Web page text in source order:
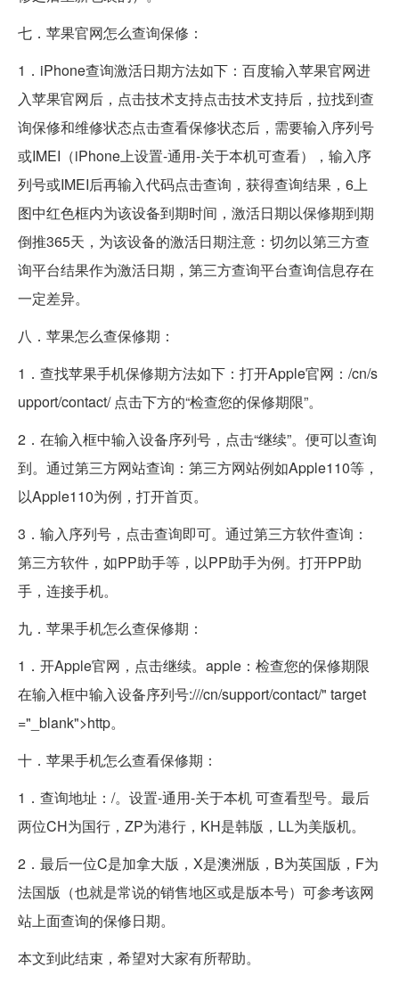
七．苹果官网怎么查询保修：
1．iPhone查询激活日期方法如下：百度输入苹果官网进
入苹果官网后，点击技术支持点击技术支持后，拉找到查
询保修和维修状态点击查看保修状态后，需要输入序列号
或IMEI（iPhone上设置-通用-关于本机可查看），输入序
列号或IMEI后再输入代码点击查询，获得查询结果，6上
图中红色框内为该设备到期时间，激活日期以保修期到期
倒推365天，为该设备的激活日期注意：切勿以第三方查
询平台结果作为激活日期，第三方查询平台查询信息存在
一定差异。
八．苹果怎么查保修期：
1．查找苹果手机保修期方法如下：打开Apple官网：/cn/s
upport/contact/ 点击下方的“检查您的保修期限”。
2．在输入框中输入设备序列号，点击“继续”。便可以查询
到。通过第三方网站查询：第三方网站例如Apple110等，
以Apple110为例，打开首页。
3．输入序列号，点击查询即可。通过第三方软件查询：
第三方软件，如PP助手等，以PP助手为例。打开PP助
手，连接手机。
九．苹果手机怎么查保修期：
1．开Apple官网，点击继续。apple：检查您的保修期限
在输入框中输入设备序列号:///cn/support/contact/" target
="_blank">http。
十．苹果手机怎么查看保修期：
1．查询地址：/。设置-通用-关于本机 可查看型号。最后
两位CH为国行，ZP为港行，KH是韩版，LL为美版机。
2．最后一位C是加拿大版，X是澳洲版，B为英国版，F为
法国版（也就是常说的销售地区或是版本号）可参考该网
站上面查询的保修日期。
本文到此结束，希望对大家有所帮助。